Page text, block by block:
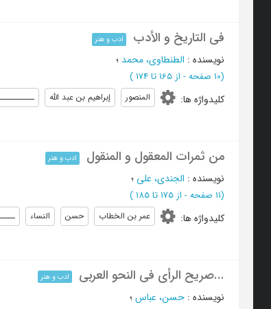
فی التاریخ و الأدب ادب و هنر
نویسنده : الطنطاوی، محمد ؛
(‎10 صفحه - از 165 تا 174 )
کلیدواژه ها: المنصور إبراهیم بن عبد الله ــــــــــ
من ثمرات المعقول و المنقول ادب و هنر
نویسنده : الجندی، علی ؛
(‎11 صفحه - از 175 تا 185 )
کلیدواژه ها: عمر بن الخطاب حسن النساء
...صریح الرأی فی النحو العربی ادب و هنر
نویسنده : حسن، عباس؛